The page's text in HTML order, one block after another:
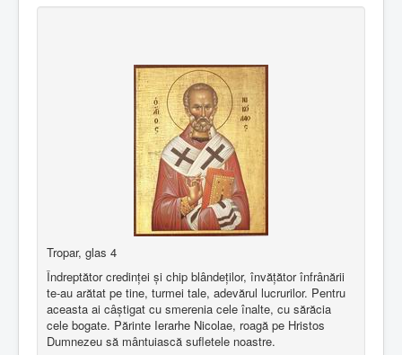
Tropar, glas 4
Îndreptător credinţei şi chip blândeţilor, învăţător înfrânării
te-au arătat pe tine, turmei tale, adevărul lucrurilor. Pentru
aceasta ai câştigat cu smerenia cele înalte, cu sărăcia
cele bogate. Părinte Ierarhe Nicolae, roagă pe Hristos
Dumnezeu să mântuiască sufletele noastre.